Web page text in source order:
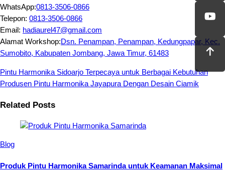
WhatsApp:0813-3506-0866
Telepon: 0813-3506-0866
Email: hadiaurel47@gmail.com
Alamat Workshop:Dsn. Penampan, Penampan, Kedungpapar, Kec.
Sumobito, Kabupaten Jombang, Jawa Timur, 61483
Pintu Harmonika Sidoarjo Terpecaya untuk Berbagai Kebutuhan
Produsen Pintu Harmonika Jayapura Dengan Desain Ciamik
Related Posts
Blog
Produk Pintu Harmonika Samarinda untuk Keamanan Maksimal